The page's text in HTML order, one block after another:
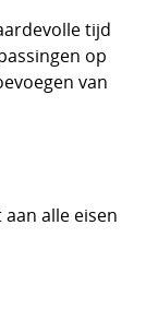
tijd
op
van
alle eisen